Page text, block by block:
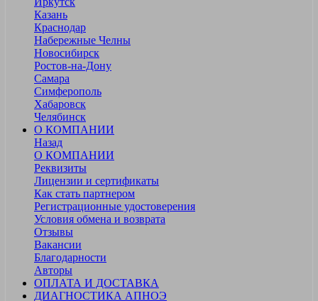
Казань
Краснодар
Набережные Челны
Новосибирск
Ростов-на-Дону
Самара
Симферополь
Хабаровск
Челябинск
О КОМПАНИИ
Назад
О КОМПАНИИ
Реквизиты
Лицензии и сертификаты
Как стать партнером
Регистрационные удостоверения
Условия обмена и возврата
Отзывы
Вакансии
Благодарности
Авторы
ОПЛАТА И ДОСТАВКА
ДИАГНОСТИКА АПНОЭ